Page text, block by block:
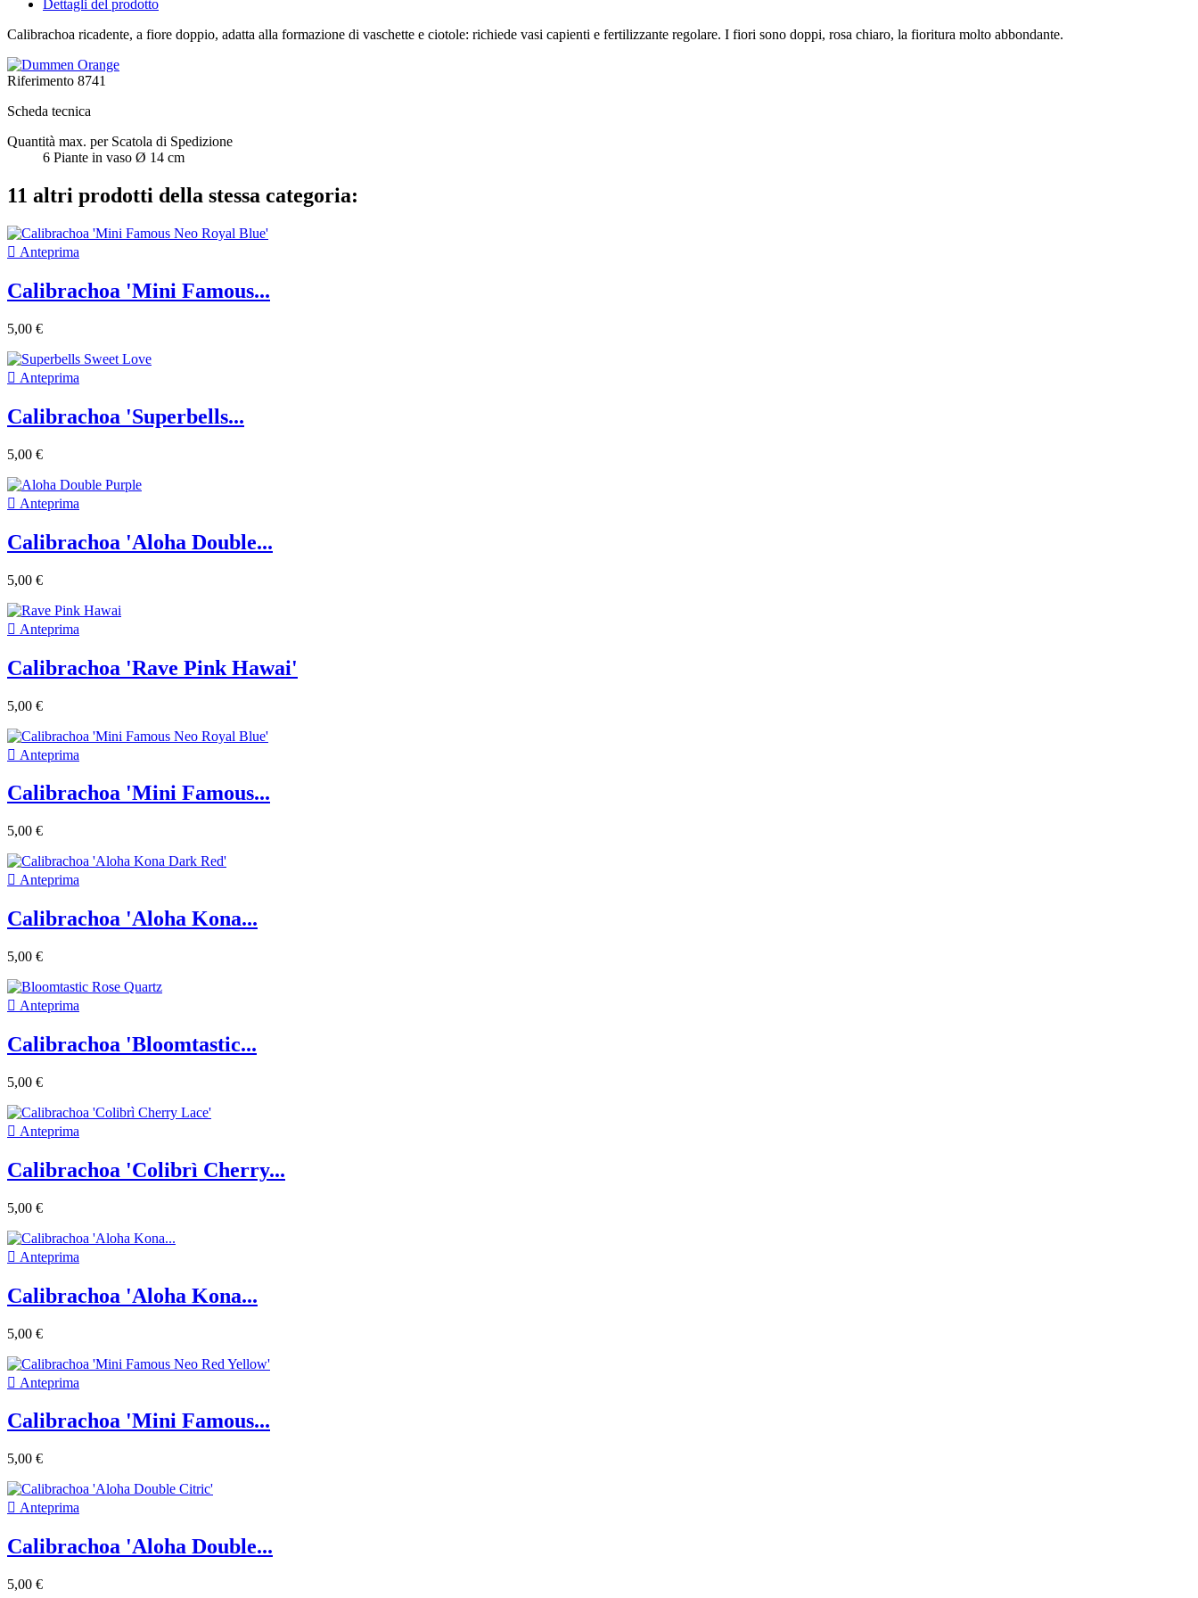
Dettagli del prodotto
Calibrachoa ricadente, a fiore doppio, adatta alla formazione di vaschette e ciotole: richiede vasi capienti e fertilizzante regolare. I fiori sono doppi, rosa chiaro, la fioritura molto abbondante.
Riferimento 8741
Scheda tecnica
Quantità max. per Scatola di Spedizione
6 Piante in vaso Ø 14 cm
11 altri prodotti della stessa categoria:
 Anteprima
Calibrachoa 'Mini Famous...
5,00 €
 Anteprima
Calibrachoa 'Superbells...
5,00 €
 Anteprima
Calibrachoa 'Aloha Double...
5,00 €
 Anteprima
Calibrachoa 'Rave Pink Hawai'
5,00 €
 Anteprima
Calibrachoa 'Mini Famous...
5,00 €
 Anteprima
Calibrachoa 'Aloha Kona...
5,00 €
 Anteprima
Calibrachoa 'Bloomtastic...
5,00 €
 Anteprima
Calibrachoa 'Colibrì Cherry...
5,00 €
 Anteprima
Calibrachoa 'Aloha Kona...
5,00 €
 Anteprima
Calibrachoa 'Mini Famous...
5,00 €
 Anteprima
Calibrachoa 'Aloha Double...
5,00 €